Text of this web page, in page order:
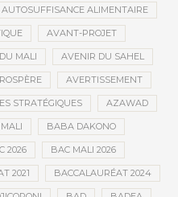
AUTOSUFFISANCE ALIMENTAIRE
AVANT-PROJET
MALI AVENIR DU SAHEL
AVERTISSEMENT
STRATÉGIQUES AZAWAD
BABA DAKONO
2026 BAC MALI 2026
2021 BACCALAURÉAT 2024